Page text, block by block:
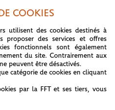
05/09
COOKIES
utilisent des cookies destinés à
proposer des services et offres
fonctionnels sont également
du site. Contrairement aux
peuvent être désactivés.
catégorie de cookies en cliquant
par la FFT et ses tiers, vous